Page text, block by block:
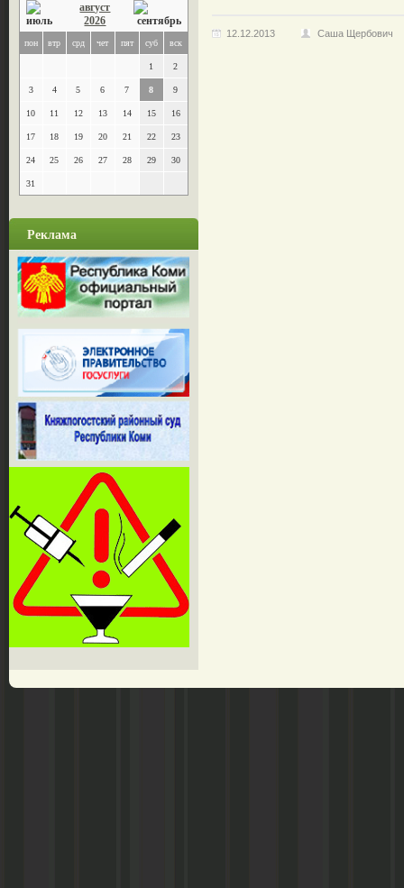
август
2026
пон втр срд чет пят суб вск
1 2
3 4 5 6 7 8 9
10 11 12 13 14 15 16
17 18 19 20 21 22 23
24 25 26 27 28 29 30
31
Реклама
12.12.2013 Саша Щербович